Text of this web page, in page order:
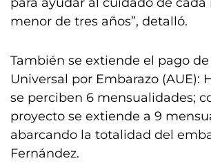
menor de tres años”, detalló.
También se extiende el pago
Universal por Embarazo (AUE):
se perciben 6 mensualidades;
proyecto se extiende a 9
abarcando la totalidad del
Fernández.